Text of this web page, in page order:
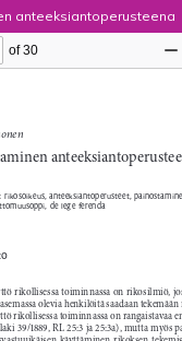
anteeksiantoperusteena
Tieteellisten